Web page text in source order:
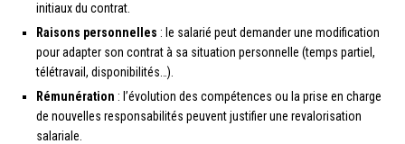
initiaux du contrat.
Raisons personnelles : le salarié peut demander une modification
pour adapter son contrat à sa situation personnelle (temps partiel,
télétravail, disponibilités…).
Rémunération : l’évolution des compétences ou la prise en charge
de nouvelles responsabilités peuvent justifier une revalorisation
salariale.